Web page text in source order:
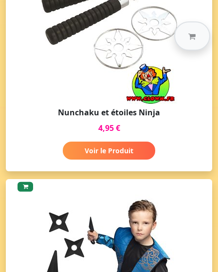
Nunchaku et étoiles Ninja
4,95 €
Voir le Produit